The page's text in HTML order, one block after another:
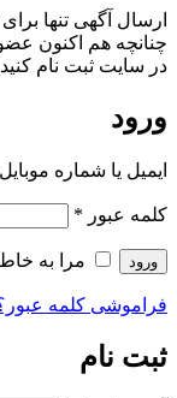
ارسال آگهی تنها
چنانچه هم‌ اکنون
در سایت ثبت نام کنید
ورود
ایمیل یا شماره موبایل
کلمه عبور *
ورود مرا به
فراموشی کلمه عبور؟
ثبت نام